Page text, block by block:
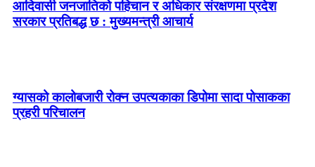
आदिवासी जनजातिको पहिचान र अधिकार संरक्षणमा प्रदेश
सरकार प्रतिबद्ध छ : मुख्यमन्त्री आचार्य
ग्यासको कालोबजारी रोक्न उपत्यकाका डिपोमा सादा पोसाकका
प्रहरी परिचालन